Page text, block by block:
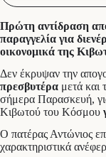
Πρώτη αντίδραση
παραγγελία για
οικονομικά της
Δεν έκρυψαν την
πρεσβυτέρα μετά και
σήμερα Παρασκευή,
Κιβωτού του Κόσμου
Ο πατέρας Αντώνιος
χαρακτηριστικά